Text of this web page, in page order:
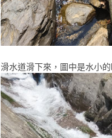
滑水道滑下來，圖中是水小